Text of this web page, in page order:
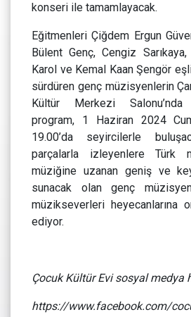
konseri ile tamamlayacak.
Eğitmenleri Çiğdem Ergun
Bülent Genç, Cengiz
Karol ve Kemal Kaan Şengör
sürdüren genç müzisyenlerin
Kültür Merkezi Salonu’nda
program, 1 Haziran 2024
19.00’da seyircilerle
parçalarla izleyenlere Türk
müziğine uzanan geniş ve
sunacak olan genç
müzikseverleri heyecanlarına
ediyor.
Çocuk Kültür Evi sosyal medya
https://www.facebook.com/